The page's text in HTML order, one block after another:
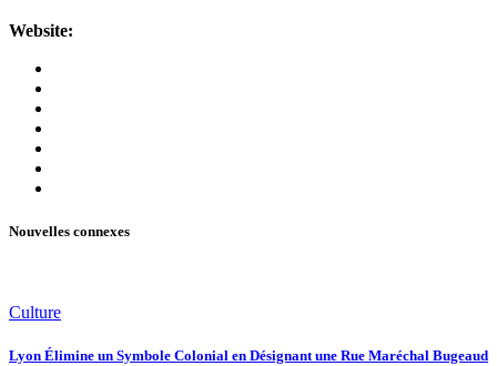
Website:
Nouvelles connexes
Culture
Lyon Élimine un Symbole Colonial en Désignant une Rue Maréchal Bugeaud